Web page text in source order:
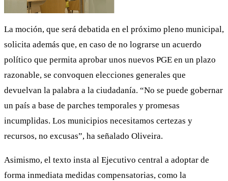
La moción, que será debatida en el próximo pleno municipal,
solicita además que, en caso de no lograrse un acuerdo
político que permita aprobar unos nuevos PGE en un plazo
razonable, se convoquen elecciones generales que
devuelvan la palabra a la ciudadanía. “No se puede gobernar
un país a base de parches temporales y promesas
incumplidas. Los municipios necesitamos certezas y
recursos, no excusas”, ha señalado Oliveira.
Asimismo, el texto insta al Ejecutivo central a adoptar de
forma inmediata medidas compensatorias, como la